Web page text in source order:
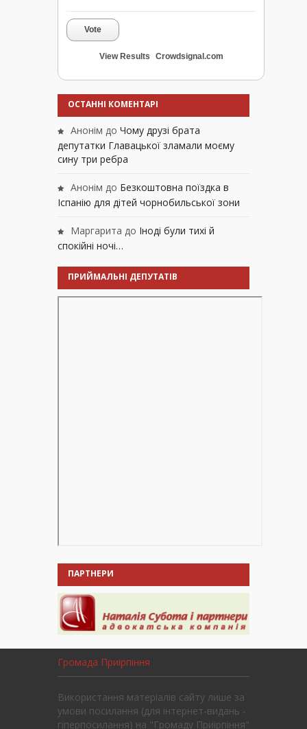
Vote
View Results Crowdsignal.com
ОСТАННІ КОМЕНТАРІ
Анонім до Чому друзі брата
депутатки Главацької зламали моєму
сину три ребра
Анонім до Безкоштовна поїздка в
Іспанію для дітей чорнобильської зони
Маргарита до Іноді були тихі й
спокійні ночі…
ПРИЙМАЛЬНІ ДЕПУТАТІВ
ПАРТНЕРИ
Громада Приірпіння
Використання матеріалів сайту лише за
умови посилання (для інтернет-видань -
гіперпосилання) на "Громаду Приірпіння"